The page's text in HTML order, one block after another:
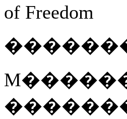
of Freedom